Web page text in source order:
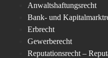
Anwaltshaftungsrecht
Bank- und
Erbrecht
Gewerberecht
Reputationsrecht –